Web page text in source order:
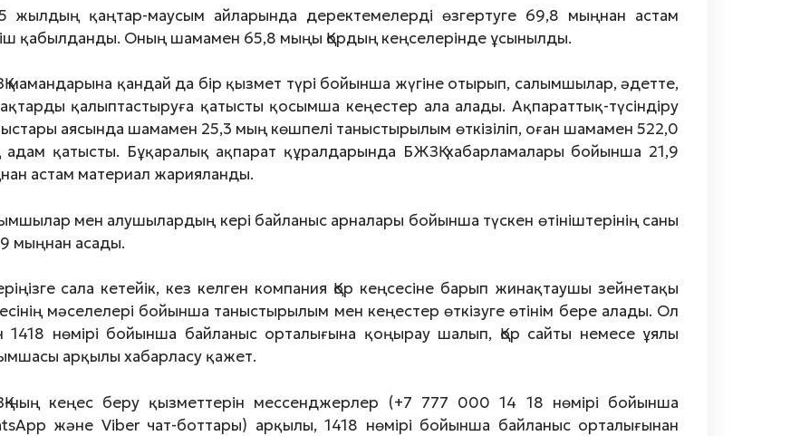
жылдың қаңтар-маусым айларында деректемелерді өзгертуге 69,8 мыңнан астам
қабылданды. Оның шамамен 65,8 мыңы Қордың кеңселерінде ұсынылды.
мамандарына қандай да бір қызмет түрі бойынша жүгіне отырып, салымшылар, әдетте,
қалыптастыруға қатысты қосымша кеңестер ала алады. Ақпараттық-түсіндіру
аясында шамамен 25,3 мың көшпелі таныстырылым өткізіліп, оған шамамен 522,0
қатысты. Бұқаралық ақпарат құралдарында БЖЗҚ хабарламалары бойынша 21,9
астам материал жарияланды.
мен алушылардың кері байланыс арналары бойынша түскен өтініштерінің саны
мыңнан асады.
сала кетейік, кез келген компания Қор кеңсесіне барып жинақтаушы зейнетақы
мәселелері бойынша таныстырылым мен кеңестер өткізуге өтінім бере алады. Ол
1418 нөмірі бойынша байланыс орталығына қоңырау шалып, Қор сайты немесе ұялы
арқылы хабарласу қажет.
ның кеңес беру қызметтерін мессенджерлер (+7 777 000 14 18 нөмірі бойынша
және Viber чат-боттары) арқылы, 1418 нөмірі бойынша байланыс орталығынан